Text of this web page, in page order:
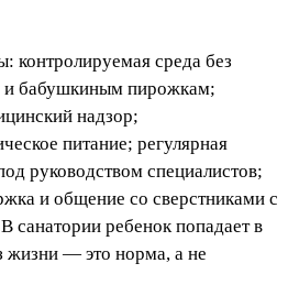
контролируемая среда без
и бабушкиным пирожкам;
надзор;
питание; регулярная
руководством специалистов;
и общение со сверстниками с
ребенок попадает в
жизни — это норма, а не